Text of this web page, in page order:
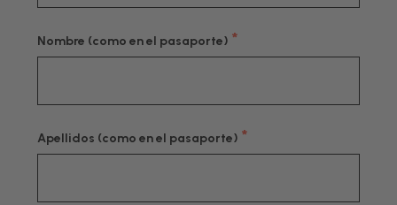
Nombre (como en el pasaporte) *
Apellidos (como en el pasaporte) *